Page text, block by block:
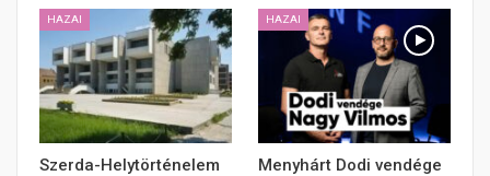
HAZAI
Szerda-Helytörténelem
HAZAI
Menyhárt Dodi vendége